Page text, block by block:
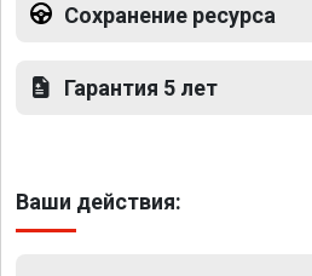
Сохранение ресурса
Гарантия 5 лет
Ваши действия: